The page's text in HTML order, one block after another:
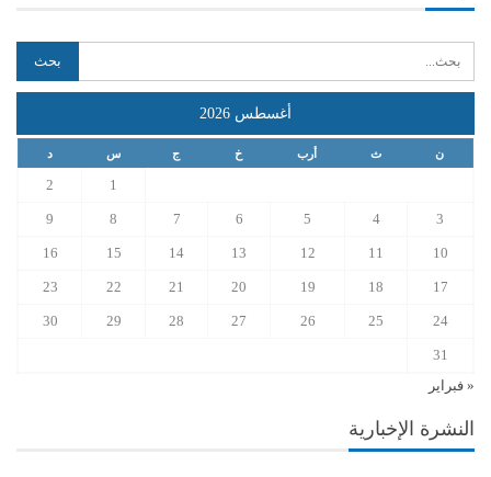
أغسطس 2026
ن ث أرب خ ج س د
1
2
3
4
5
6
7
8
9
10
11
12
13
14
15
16
17
18
19
20
21
22
23
24
25
26
27
28
29
30
31
« فبراير
النشرة الإخبارية